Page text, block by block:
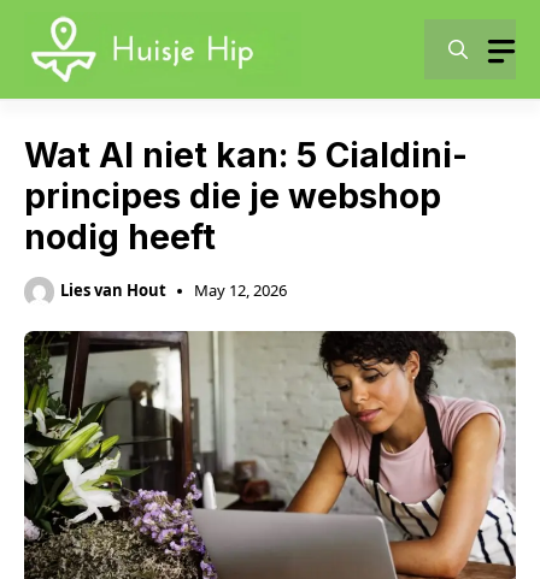
content
Wat AI niet kan: 5 Cialdini-
principes die je webshop
nodig heeft
Lies van Hout May 12, 2026